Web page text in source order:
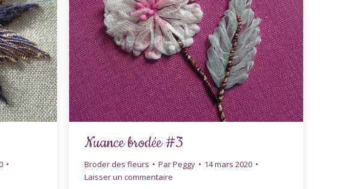
Nuance brodée #3
Broder des fleurs ParPeggy
14 mars 2020
Laisser un commentaire